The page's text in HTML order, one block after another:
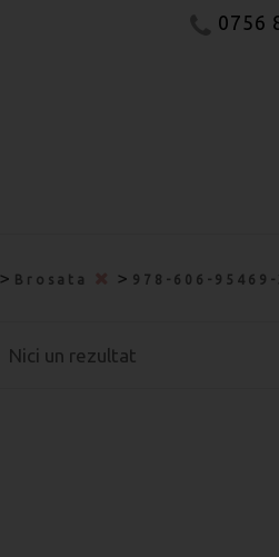
0756
> Brosata > 978-606-
Nici un rezultat